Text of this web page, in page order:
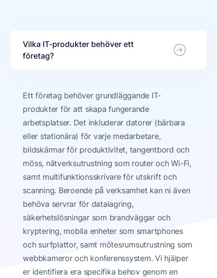
Vilka IT-produkter behöver ett
företag?
Ett företag behöver grundläggande IT-
produkter för att skapa fungerande
arbetsplatser. Det inkluderar datorer (bärbara
eller stationära) för varje medarbetare,
bildskärmar för produktivitet, tangentbord och
möss, nätverksutrustning som router och Wi-Fi,
samt multifunktionsskrivare för utskrift och
scanning. Beroende på verksamhet kan ni även
behöva servrar för datalagring,
säkerhetslösningar som brandväggar och
kryptering, mobila enheter som smartphones
och surfplattor, samt mötesrumsutrustning som
webbkameror och konferenssystem. Vi hjälper
er identifiera era specifika behov genom en